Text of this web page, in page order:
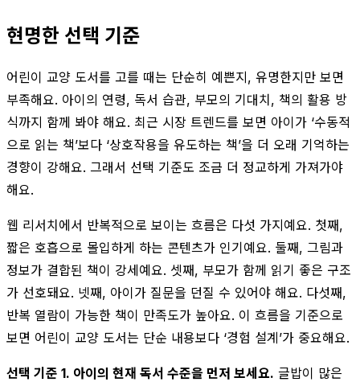
현명한 선택 기준
어린이 교양 도서를 고를 때는 단순히 예쁜지, 유명한지만 보면
부족해요. 아이의 연령, 독서 습관, 부모의 기대치, 책의 활용 방
식까지 함께 봐야 해요. 최근 시장 트렌드를 보면 아이가 ‘수동적
으로 읽는 책’보다 ‘상호작용을 유도하는 책’을 더 오래 기억하는
경향이 강해요. 그래서 선택 기준도 조금 더 정교하게 가져가야
해요.
웹 리서치에서 반복적으로 보이는 흐름은 다섯 가지예요. 첫째,
짧은 호흡으로 몰입하게 하는 콘텐츠가 인기예요. 둘째, 그림과
정보가 결합된 책이 강세예요. 셋째, 부모가 함께 읽기 좋은 구조
가 선호돼요. 넷째, 아이가 질문을 던질 수 있어야 해요. 다섯째,
반복 열람이 가능한 책이 만족도가 높아요. 이 흐름을 기준으로
보면 어린이 교양 도서는 단순 내용보다 ‘경험 설계’가 중요해요.
선택 기준 1. 아이의 현재 독서 수준을 먼저 보세요. 글밥이 많은